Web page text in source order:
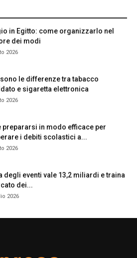
in Egitto: come organizzarlo nel
dei modi
2026
le differenze tra tabacco
e sigaretta elettronica
2026
prepararsi in modo efficace per
i debiti scolastici a...
2026
degli eventi vale 13,2 miliardi e traina
dei...
2026